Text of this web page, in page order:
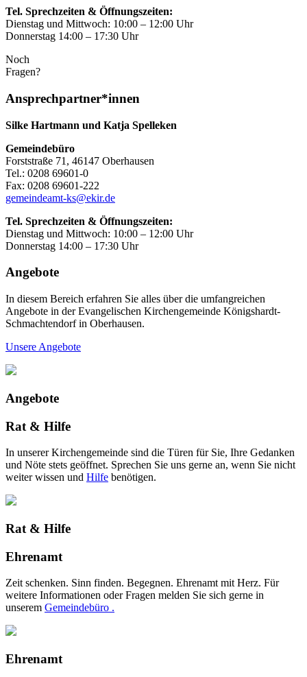
Tel. Sprechzeiten & Öffnungszeiten:
Dienstag und Mittwoch: 10:00 – 12:00 Uhr
Donnerstag 14:00 – 17:30 Uhr
Noch
Fragen?
Ansprechpartner*innen
Silke Hartmann und Katja Spelleken
Gemeindebüro
Forststraße 71, 46147 Oberhausen
Tel.: 0208 69601-0
Fax: 0208 69601-222
gemeindeamt-ks@ekir.de
Tel. Sprechzeiten & Öffnungszeiten:
Dienstag und Mittwoch: 10:00 – 12:00 Uhr
Donnerstag 14:00 – 17:30 Uhr
Angebote
In diesem Bereich erfahren Sie alles über die umfangreichen
Angebote in der Evangelischen Kirchengemeinde Königshardt-
Schmachtendorf in Oberhausen.
Unsere Angebote
Angebote
Rat & Hilfe
In unserer Kirchengemeinde sind die Türen für Sie, Ihre Gedanken
und Nöte stets geöffnet. Sprechen Sie uns gerne an, wenn Sie nicht
weiter wissen und Hilfe benötigen.
Rat & Hilfe
Ehrenamt
Zeit schenken. Sinn finden. Begegnen. Ehrenamt mit Herz. Für
weitere Informationen oder Fragen melden Sie sich gerne in
unserem Gemeindebüro .
Ehrenamt